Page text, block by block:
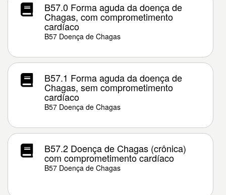
B57.0 Forma aguda da doença de
Chagas, com comprometimento
cardíaco
B57 Doença de Chagas
B57.1 Forma aguda da doença de
Chagas, sem comprometimento
cardíaco
B57 Doença de Chagas
B57.2 Doença de Chagas (crônica)
com comprometimento cardíaco
B57 Doença de Chagas